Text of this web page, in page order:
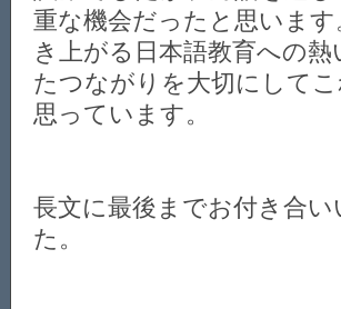
重な機会だったと思いま
き上がる日本語教育への
たつながりを大切にして
思っています。
長文に最後までお付き合
た。